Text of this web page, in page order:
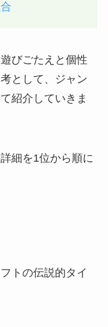
びごたえと個性
として、ジャン
紹介していきま
細を1位から順に
トの伝説的タイ